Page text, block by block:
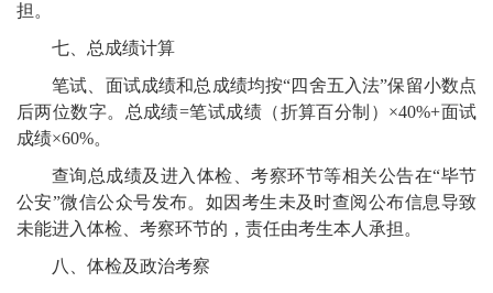
担。
七、总成绩计算
笔试、面试成绩和总成绩均按“四舍五入法”保留小数点
后两位数字。总成绩=笔试成绩（折算百分制） ×40%+面试
成绩×60%。
查询总成绩及进入体检
、考察环节等相关公告在“毕节
公安”微信公众号发布。如因考生未及时查阅公布信息导致
未能进入体检
考察环节的，责任由考生本人承担。
八、体检及政治考察